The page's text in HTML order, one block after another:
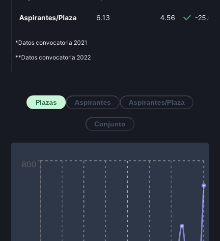
Aspirantes/Plaza 6.13 4.56 -
*Datos convocatoria 2021
**Datos convocatoria 2022
Plazas Aspirantes Aspirantes/Plaza
Conjunto
800